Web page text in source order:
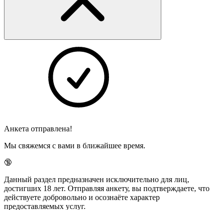
Анкета отправлена!
Мы свяжемся с вами в ближайшее время.
🔞
Данный раздел предназначен исключительно для лиц,
достигших 18 лет. Отправляя анкету, вы подтверждаете, что
действуете добровольно и осознаёте характер
предоставляемых услуг.